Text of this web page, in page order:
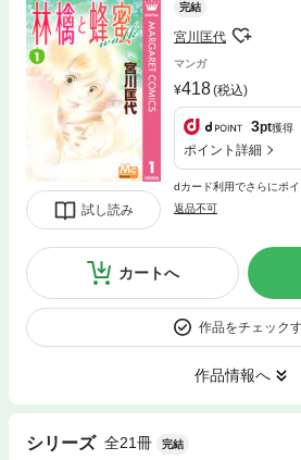
試し読み
完結
宮川匡代
マンガ
418(税込)
3pt獲得
ポイント詳細
dカード利用でさらにポ
返品不可
カートへ
作品をチェック
作品情報へ
シリーズ 全21冊 完結